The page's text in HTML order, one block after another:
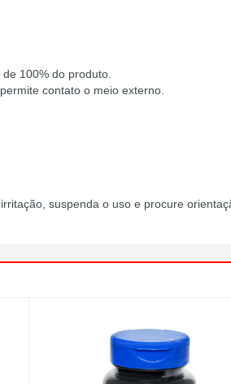
100% do produto.
contato o meio externo.
suspenda o uso e procure